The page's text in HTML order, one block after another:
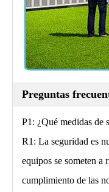
Preguntas
P1: ¿Qué medidas de
R1: La seguridad es
equipos se someten a
cumplimiento de las